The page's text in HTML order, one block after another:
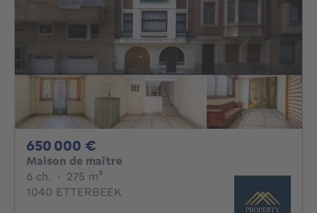
650 000 €
Maison de maître
6 ch. 6 chambres
· 275 m²
1040 ETTERBEEK